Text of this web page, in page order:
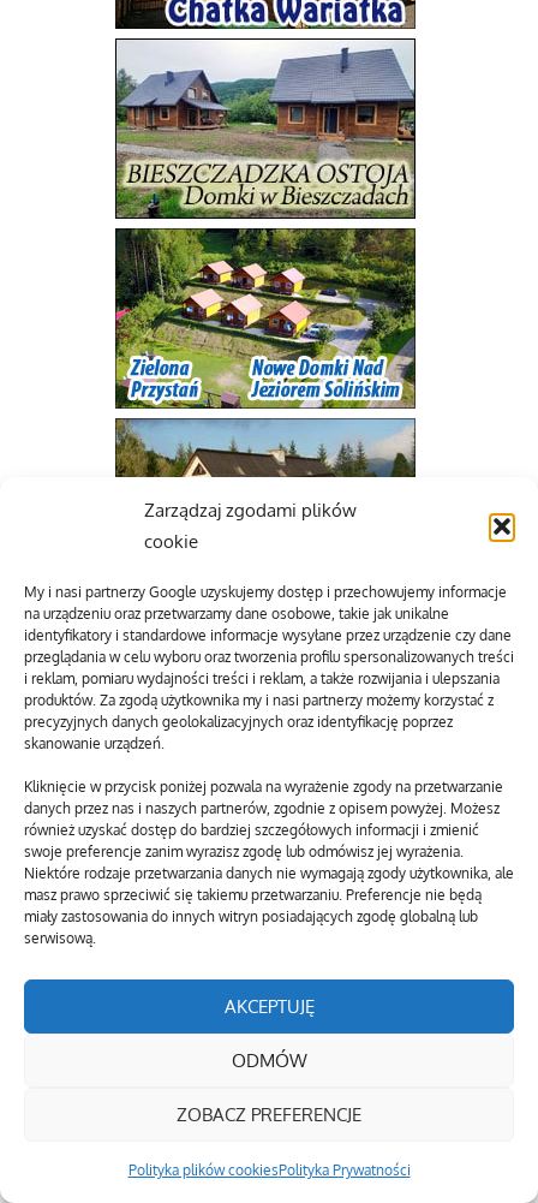
Zarządzaj zgodami plików
cookie
My i nasi partnerzy Google uzyskujemy dostęp i przechowujemy informacje
na urządzeniu oraz przetwarzamy dane osobowe, takie jak unikalne
identyfikatory i standardowe informacje wysyłane przez urządzenie czy dane
przeglądania w celu wyboru oraz tworzenia profilu spersonalizowanych treści
i reklam, pomiaru wydajności treści i reklam, a także rozwijania i ulepszania
produktów. Za zgodą użytkownika my i nasi partnerzy możemy korzystać z
precyzyjnych danych geolokalizacyjnych oraz identyfikację poprzez
skanowanie urządzeń.
Kliknięcie w przycisk poniżej pozwala na wyrażenie zgody na przetwarzanie
danych przez nas i naszych partnerów, zgodnie z opisem powyżej. Możesz
również uzyskać dostęp do bardziej szczegółowych informacji i zmienić
swoje preferencje zanim wyrazisz zgodę lub odmówisz jej wyrażenia.
Niektóre rodzaje przetwarzania danych nie wymagają zgody użytkownika, ale
masz prawo sprzeciwić się takiemu przetwarzaniu. Preferencje nie będą
miały zastosowania do innych witryn posiadających zgodę globalną lub
serwisową.
AKCEPTUJĘ
ODMÓW
ZOBACZ PREFERENCJE
Polityka plików cookiesPolityka Prywatności